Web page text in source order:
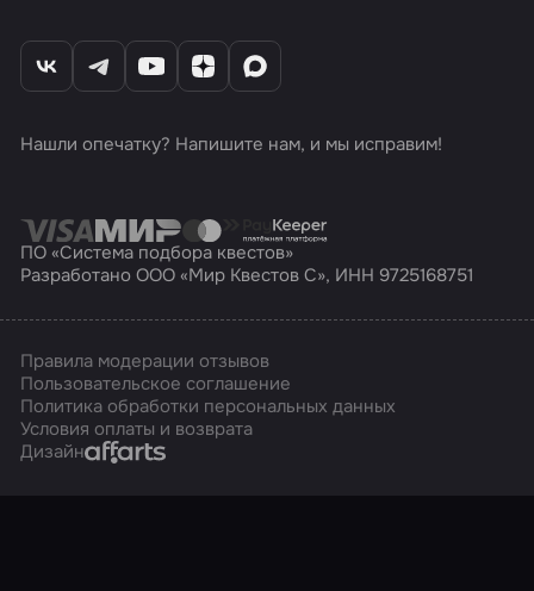
Нашли опечатку? Напишите нам, и мы исправим!
ПО «Система подбора квестов»
Разработано ООО «Мир Квестов С», ИНН 9725168751
Правила модерации отзывов
Пользовательское соглашение
Политика обработки персональных данных
Условия оплаты и возврата
ДизайнAffarts